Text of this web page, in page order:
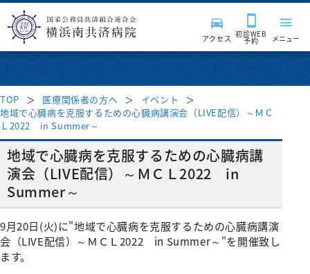
アクセス 初診WEB
予約 メニュー
来院される皆様へ
受付時間・案内
受診案内
はじめて受診される方
入院・面会
診療科・部門
診療科
消化器内科
診療サポート部門
病院紹介
病院長挨拶
医療関係者の方へ
TOP 医療関係者の方へ
イベント
地域で心臓病を克服するための心臓病講演会（LIVE配信）～ＭＣ
Ｌ2022 in Summer～
地域で心臓病を克服するための心臓病講
演会（LIVE配信）～ＭＣＬ2022 in
Summer～
9月20日(火)に"地域で心臓病を克服するための心臓病講演
会（LIVE配信）～ＭＣＬ2022 in Summer～"を開催致し
ます。